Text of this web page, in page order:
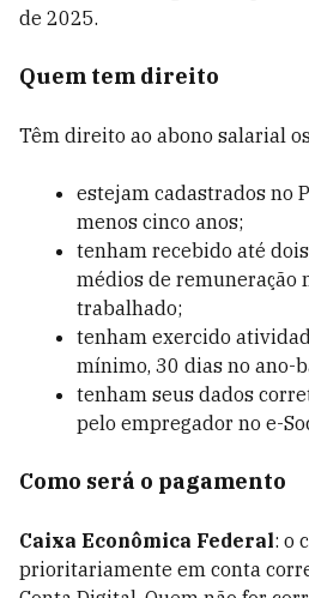
de 2025.
Quem tem direito
Têm direito ao abono salarial
estejam cadastrados no
menos cinco anos;
tenham recebido até
médios de remuneração
trabalhado;
tenham exercido
mínimo, 30 dias no ano-
tenham seus dados
pelo empregador no e-
Como será o pagamento
Caixa Econômica Federal: o
prioritariamente em conta